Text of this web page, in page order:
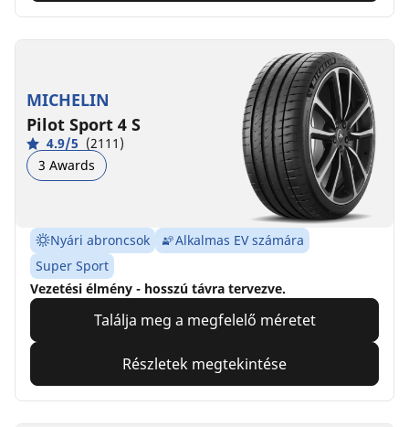
MICHELIN
Pilot Sport 4 S
4.9/5 (2111)
3 Awards
Nyári abroncsok
Alkalmas EV számára
Super Sport
Vezetési élmény - hosszú távra tervezve.
Találja meg a megfelelő méretet
Részletek megtekintése